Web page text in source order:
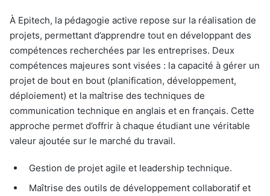
À Epitech, la pédagogie active repose sur la réalisation de
projets, permettant d’apprendre tout en développant des
compétences recherchées par les entreprises. Deux
compétences majeures sont visées : la capacité à gérer un
projet de bout en bout (planification, développement,
déploiement) et la maîtrise des techniques de
communication technique en anglais et en français. Cette
approche permet d’offrir à chaque étudiant une véritable
valeur ajoutée sur le marché du travail.
Gestion de projet agile et leadership technique.
Maîtrise des outils de développement collaboratif et